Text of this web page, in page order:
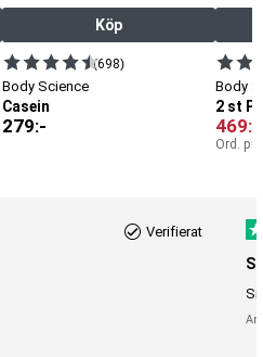
Köp
(698)
Body Science
Casein
279:-
Body
2 st
469:-
Ord.
Verifierat